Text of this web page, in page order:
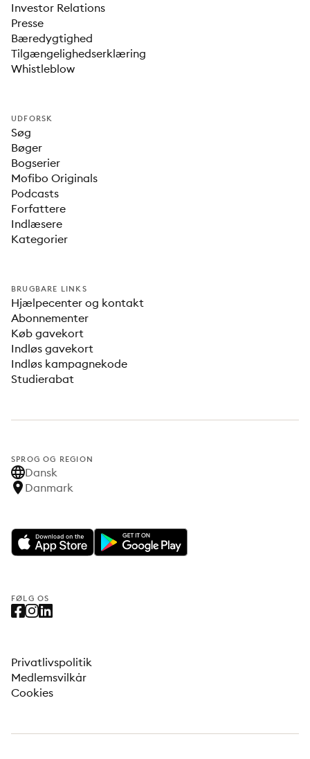
Investor Relations
Presse
Bæredygtighed
Tilgængelighedserklæring
Whistleblow
UDFORSK
Søg
Bøger
Bogserier
Mofibo Originals
Podcasts
Forfattere
Indlæsere
Kategorier
BRUGBARE LINKS
Hjælpecenter og kontakt
Abonnementer
Køb gavekort
Indløs gavekort
Indløs kampagnekode
Studierabat
SPROG OG REGION
Dansk
Danmark
FØLG OS
Privatlivspolitik
Medlemsvilkår
Cookies